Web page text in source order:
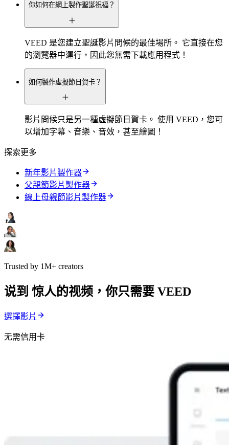
你如何在網上製作聖誕祝福？
VEED 是您建立聖誕影片問候的最佳場所。 它直接在您
的瀏覽器中運行，因此您無需下載應用程式！
如何製作虛擬節日賀卡？
影片問候只是另一種虛擬節日賀卡。 使用 VEED，您可
以增加字幕、音樂、音效，甚至繪圖！
探索更多
新年影片製作器
父親節影片製作器
線上母親節影片製作器
Trusted by 1M+ creators
说到 惊人的视频，你只需要 VEED
選擇影片
无需信用卡